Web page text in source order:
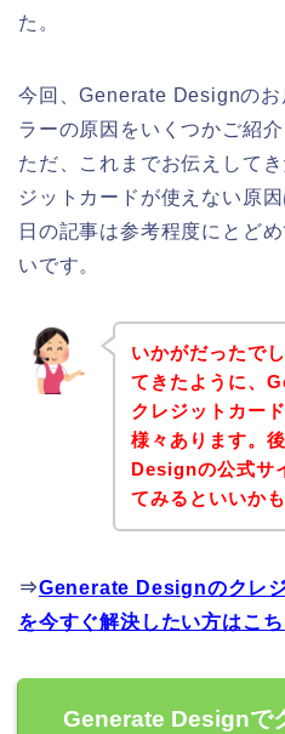
た。
今回、Generate Designの
ラーの原因をいくつかご紹
ただ、これまでお伝えして
ジットカードが使えない原
日の記事は参考程度にとど
いです。
いかがだったで
てきたように、
クレジットカー
様々あります。
Designの公式サ
てみるといいか
⇒Generate Designのクレ
を今すぐ解決したい方はこち
Generate Designで